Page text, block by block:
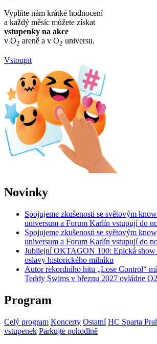
Vyplňte nám krátké hodnocení
a každý měsíc můžete získat
vstupenky na akce
v O2 areně a v O2 universu.
Vstoupit
Novinky
Spojujeme zkušenosti se světovým
universum a Forum Karlín vstupují do
Spojujeme zkušenosti se světovým
universum a Forum Karlín vstupují do
Jubilejní OKTAGON 100: Epická show
oslavy historického milníku
Autor rekordního hitu „Lose Control“
Teddy Swims v březnu 2027 ovládne
Program
Celý program Koncerty Ostatní HC Sparta
vstupenek Parkujte pohodlně